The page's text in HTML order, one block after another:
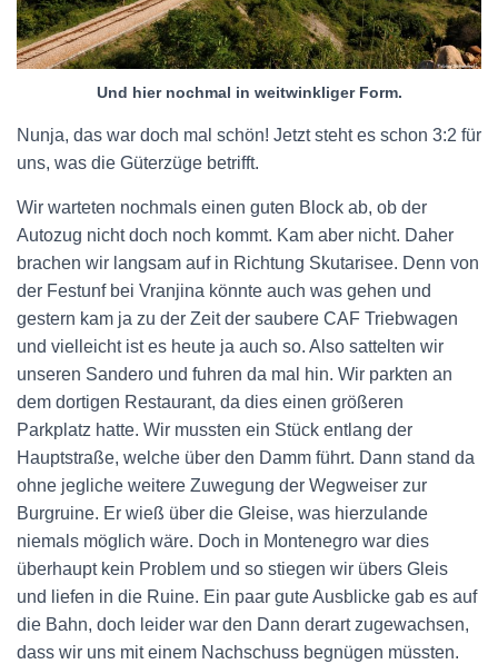
Und hier nochmal in weitwinkliger Form.
Nunja, das war doch mal schön! Jetzt steht es schon 3:2 für
uns, was die Güterzüge betrifft.
Wir warteten nochmals einen guten Block ab, ob der
Autozug nicht doch noch kommt. Kam aber nicht. Daher
brachen wir langsam auf in Richtung Skutarisee. Denn von
der Festunf bei Vranjina könnte auch was gehen und
gestern kam ja zu der Zeit der saubere CAF Triebwagen
und vielleicht ist es heute ja auch so. Also sattelten wir
unseren Sandero und fuhren da mal hin. Wir parkten an
dem dortigen Restaurant, da dies einen größeren
Parkplatz hatte. Wir mussten ein Stück entlang der
Hauptstraße, welche über den Damm führt. Dann stand da
ohne jegliche weitere Zuwegung der Wegweiser zur
Burgruine. Er wieß über die Gleise, was hierzulande
niemals möglich wäre. Doch in Montenegro war dies
überhaupt kein Problem und so stiegen wir übers Gleis
und liefen in die Ruine. Ein paar gute Ausblicke gab es auf
die Bahn, doch leider war den Dann derart zugewachsen,
dass wir uns mit einem Nachschuss begnügen müssten.